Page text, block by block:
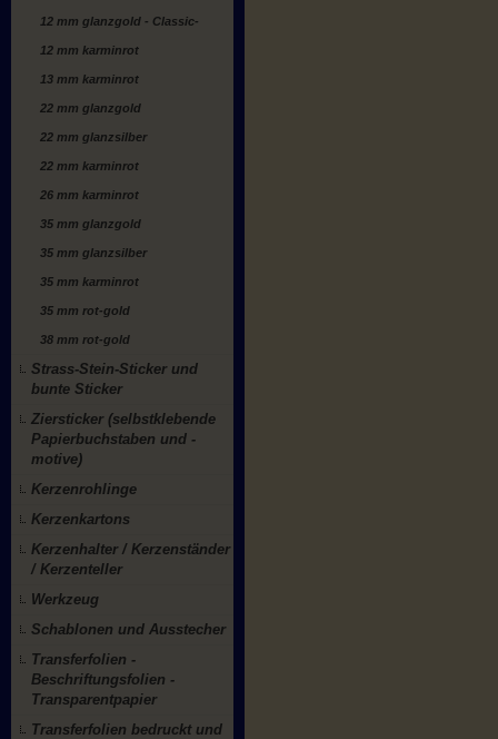
12 mm glanzgold - Classic-
12 mm karminrot
13 mm karminrot
22 mm glanzgold
22 mm glanzsilber
22 mm karminrot
26 mm karminrot
35 mm glanzgold
35 mm glanzsilber
35 mm karminrot
35 mm rot-gold
38 mm rot-gold
Strass-Stein-Sticker und
bunte Sticker
Ziersticker (selbstklebende
Papierbuchstaben und -
motive)
Kerzenrohlinge
Kerzenkartons
Kerzenhalter / Kerzenständer
/ Kerzenteller
Werkzeug
Schablonen und Ausstecher
Transferfolien -
Beschriftungsfolien -
Transparentpapier
Transferfolien bedruckt und